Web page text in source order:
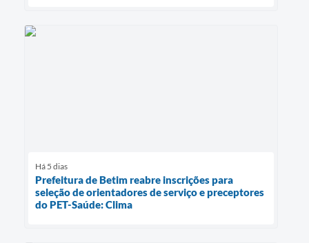
Há 5 dias
Prefeitura de Betim reabre inscrições para
seleção de orientadores de serviço e preceptores
do PET-Saúde: Clima